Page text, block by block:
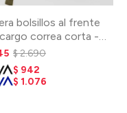
bolsillos al frente
correa corta -
$2.690
$ 942
$ 1.076